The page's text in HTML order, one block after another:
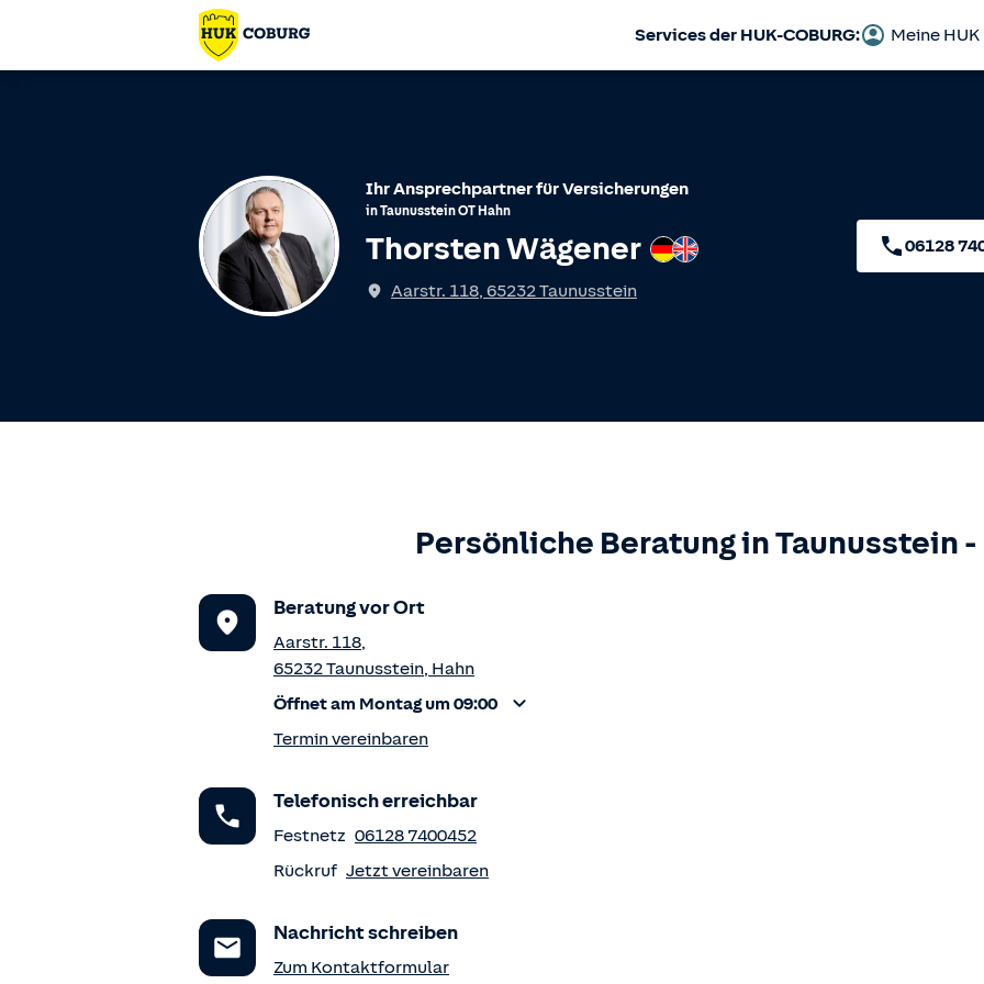
Services der HUK-COBURG: Meine HUK
Ihr Ansprechpartner für Versicherungen
inTaunussteinOT Hahn
Thorsten Wägener
Spricht Deutsch
Englisch
Aarstr. 118, 65232Taunusstein
06128
Persönliche Beratung inTaunusstein -
Beratung vor Ort
Aarstr. 118,
65232Taunusstein, Hahn
Öffnet am Montag um 09:00
Termin vereinbaren
Telefonisch erreichbar
Festnetz 06128 7400452
Rückruf Jetzt vereinbaren
Nachricht schreiben
Zum Kontaktformular